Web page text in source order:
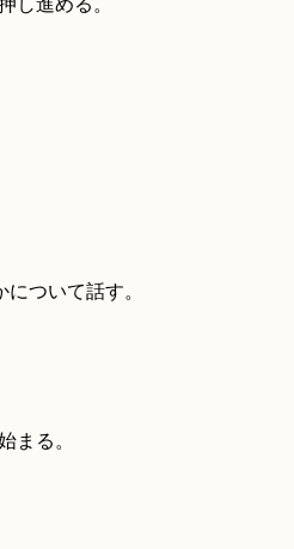
し進める。
について話す。
まる。